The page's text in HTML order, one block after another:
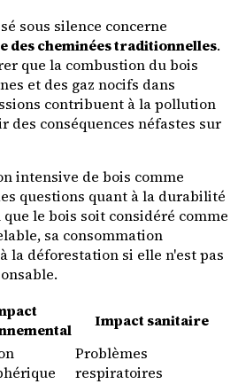
sous silence concerne
des cheminées traditionnelles.
que la combustion du bois
et des gaz nocifs dans
contribuent à la pollution
des conséquences néfastes sur
intensive de bois comme
questions quant à la durabilité
le bois soit considéré comme
sa consommation
la déforestation si elle n'est pas
Impact sanitaire
Problèmes
respiratoires